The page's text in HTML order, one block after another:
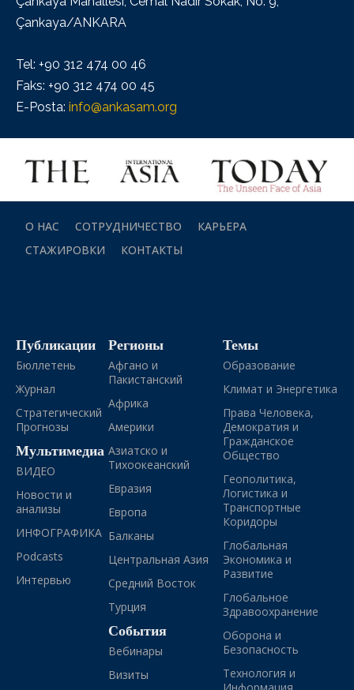
Çankaya/ANKARA
Tel: +90 312 474 00 46
Faks: +90 312 474 00 45
E-Posta: info@ankasam.org
О НАС СОТРУДНИЧЕСТВО
КАРЬЕРА
СТАЖИРОВКИ
КОНТАКТЫ
Публикации
Бюллетень
Журнал
Стратегический
Прогнозы
Мультимедиа
ВИДЕО
Новости и
анализы
ИНФОГРАФИКА
Podcasts
Интервью
Регионы
Афгано и
Пакистанский
Африка
Америки
Азиатско и
Тихоокеанский
Евразия
Европа
Балканы
Центральная Азия
Средний Восток
Турция
События
Вебинары
Визиты
Темы
Образование
Климат и Энергетика
Права Человека,
Демократия и
Гражданское
Общество
Геополитика,
Логистика и
Транспортные
Коридоры
Глобальная
Экономика и
Развитие
Глобальное
Здравоохранение
Оборона и
Безопасность
Технология и